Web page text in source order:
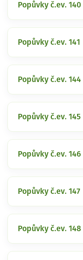
Popůvky č.ev. 140
Popůvky č.ev. 141
Popůvky č.ev. 144
Popůvky č.ev. 145
Popůvky č.ev. 146
Popůvky č.ev. 147
Popůvky č.ev. 148